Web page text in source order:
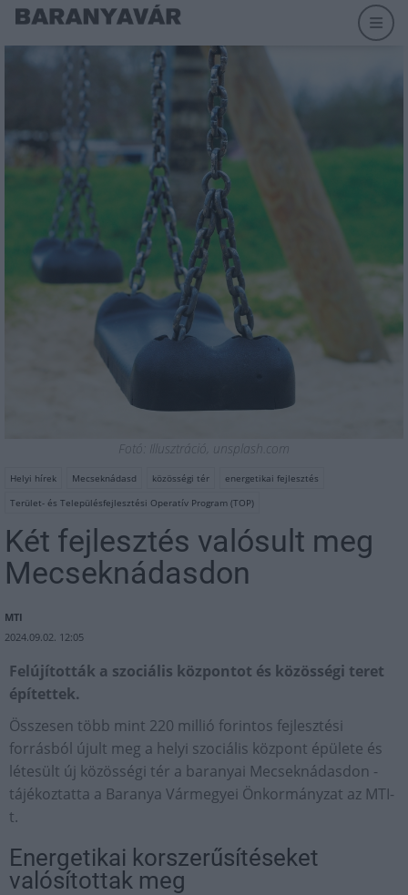
Fotó: Illusztráció, unsplash.com
Helyi hírek Mecseknádasd közösségi tér
energetikai fejlesztés
Terület- és Településfejlesztési Operatív Program (TOP)
Két fejlesztés valósult meg
Mecseknádasdon
MTI
2024.09.02. 12:05
Felújították a szociális központot és közösségi teret
építettek.
Összesen több mint 220 millió forintos fejlesztési
forrásból újult meg a helyi szociális központ épülete és
létesült új közösségi tér a baranyai Mecseknádasdon -
tájékoztatta a Baranya Vármegyei Önkormányzat az MTI-
t.
Energetikai korszerűsítéseket
valósítottak meg